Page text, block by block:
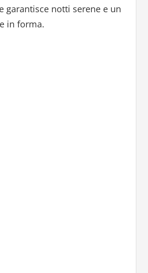
garantisce notti serene e un
in forma.